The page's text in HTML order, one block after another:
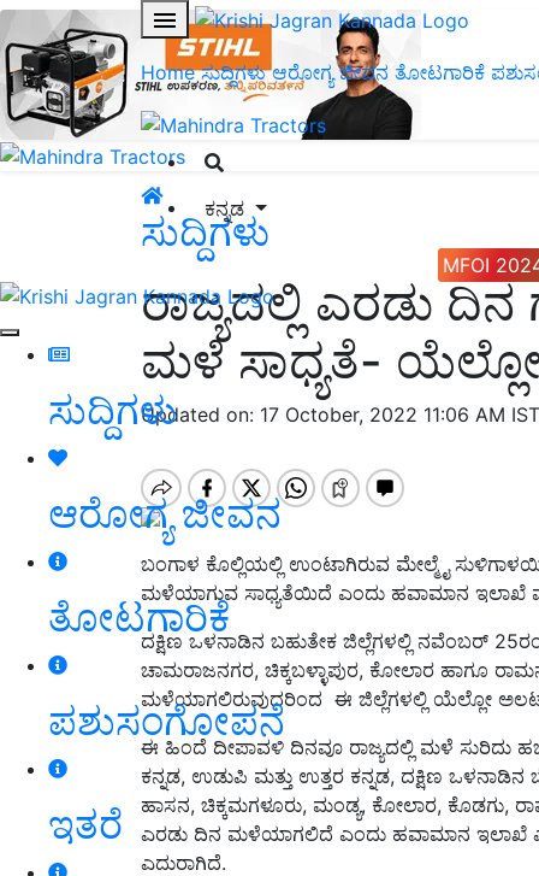
Home ಸುದ್ದಿಗಳು ಆರೋಗ್ಯ ಜೀವನ ತೋಟಗಾರಿಕೆ
ಕನ್ನಡ
MFOI
ಸುದ್ದಿಗಳು
ಆರೋಗ್ಯ ಜೀವನ
ತೋಟಗಾರಿಕೆ
ಪಶುಸಂಗೋಪನೆ
ಇತರೆ
ಸುದ್ದಿಗಳು
ರಾಜ್ಯದಲ್ಲಿ ಎರಡು
ಮಳೆ ಸಾಧ್ಯತೆ-
Updated on: 17 October, 2022 11:06 AM IST
ಬಂಗಾಳ ಕೊಲ್ಲಿಯಲ್ಲಿ ಉಂಟಾಗಿರುವ ಮೇಲ್ಮೈ
ಮಳೆಯಾಗುವ ಸಾಧ್ಯತೆಯಿದೆ ಎಂದು ಹವಾಮಾನ ಇಲಾಖೆ
ದಕ್ಷಿಣ ಒಳನಾಡಿನ ಬಹುತೇಕ ಜಿಲ್ಲೆಗಳಲ್ಲಿ ನವೆಂಬರ್
ಚಾಮರಾಜನಗರ, ಚಿಕ್ಕಬಳ್ಳಾಪುರ, ಕೋಲಾರ ಹಾಗೂ
ಮಳೆಯಾಗಲಿರುವುದರಿಂದ ಈ ಜಿಲ್ಲೆಗಳಲ್ಲಿ ಯೆಲ್ಲೋ
ಈ ಹಿಂದೆ ದೀಪಾವಳಿ ದಿನವೂ ರಾಜ್ಯದಲ್ಲಿ ಮಳೆ ಸುರಿದು
ಕನ್ನಡ, ಉಡುಪಿ ಮತ್ತು ಉತ್ತರ ಕನ್ನಡ, ದಕ್ಷಿಣ ಒಳನಾಡಿನ
ಹಾಸನ, ಚಿಕ್ಕಮಗಳೂರು, ಮಂಡ್ಯ, ಕೋಲಾರ, ಕೊಡಗು,
ಎರಡು ದಿನ ಮಳೆಯಾಗಲಿದೆ ಎಂದು ಹವಾಮಾನ ಇಲಾಖೆ
ಎದುರಾಗಿದೆ.